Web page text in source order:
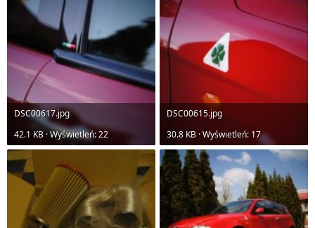
DSC00617.jpg
42.1 KB · Wyświetleń: 22
DSC00615.jpg
30.8 KB · Wyświetleń: 17